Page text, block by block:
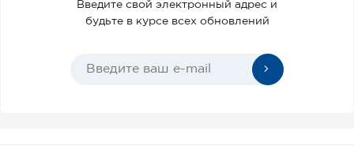
Введите свой электронный адрес и
будьте в курсе всех обновлений